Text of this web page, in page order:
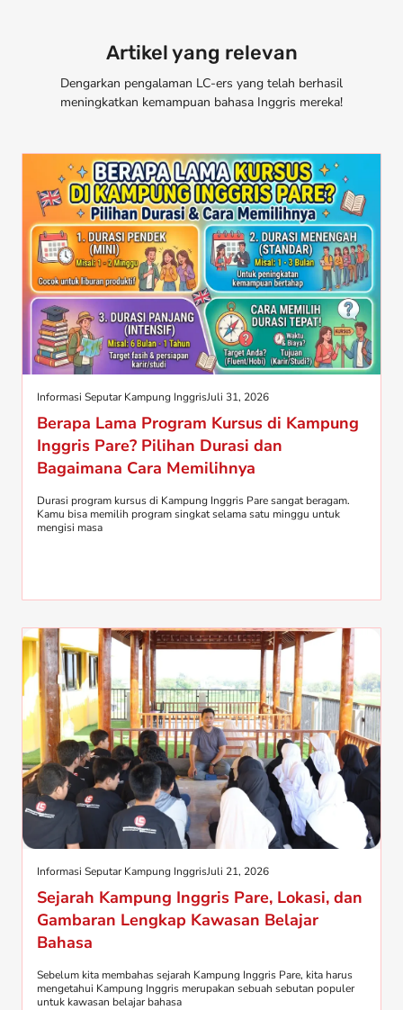
Artikel yang relevan
Dengarkan pengalaman LC-ers yang telah berhasil
meningkatkan kemampuan bahasa Inggris mereka!
Informasi Seputar Kampung InggrisJuli 31, 2026
Berapa Lama Program Kursus di Kampung
Inggris Pare? Pilihan Durasi dan
Bagaimana Cara Memilihnya
Durasi program kursus di Kampung Inggris Pare sangat beragam.
Kamu bisa memilih program singkat selama satu minggu untuk
mengisi masa
Informasi Seputar Kampung InggrisJuli 21, 2026
Sejarah Kampung Inggris Pare, Lokasi, dan
Gambaran Lengkap Kawasan Belajar
Bahasa
Sebelum kita membahas sejarah Kampung Inggris Pare, kita harus
mengetahui Kampung Inggris merupakan sebuah sebutan populer
untuk kawasan belajar bahasa